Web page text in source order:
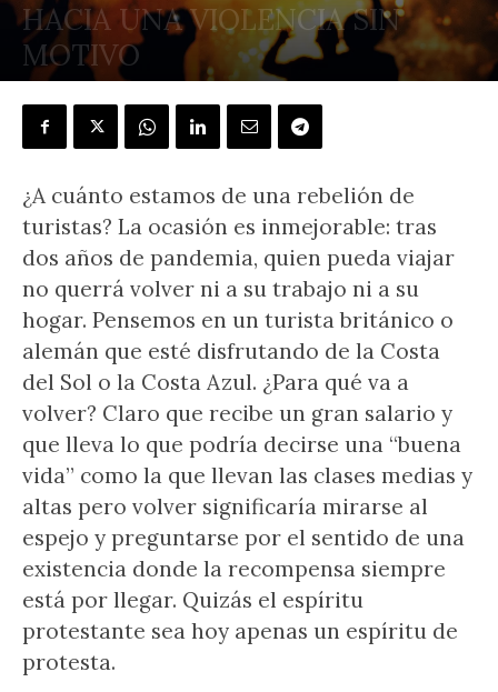
HACIA UNA VIOLENCIA SIN
MOTIVO
¿A cuánto estamos de una rebelión de
turistas? La ocasión es inmejorable: tras
dos años de pandemia, quien pueda viajar
no querrá volver ni a su trabajo ni a su
hogar. Pensemos en un turista británico o
alemán que esté disfrutando de la Costa
del Sol o la Costa Azul. ¿Para qué va a
volver? Claro que recibe un gran salario y
que lleva lo que podría decirse una “buena
vida” como la que llevan las clases medias y
altas pero volver significaría mirarse al
espejo y preguntarse por el sentido de una
existencia donde la recompensa siempre
está por llegar. Quizás el espíritu
protestante sea hoy apenas un espíritu de
protesta.